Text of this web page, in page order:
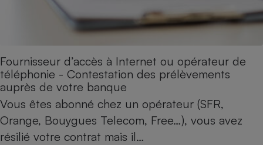
Fournisseur d’accès à Internet ou opérateur de
téléphonie - Contestation des prélèvements
auprès de votre banque
Vous êtes abonné chez un opérateur (SFR,
Orange, Bouygues Telecom, Free…), vous avez
résilié votre contrat mais il…